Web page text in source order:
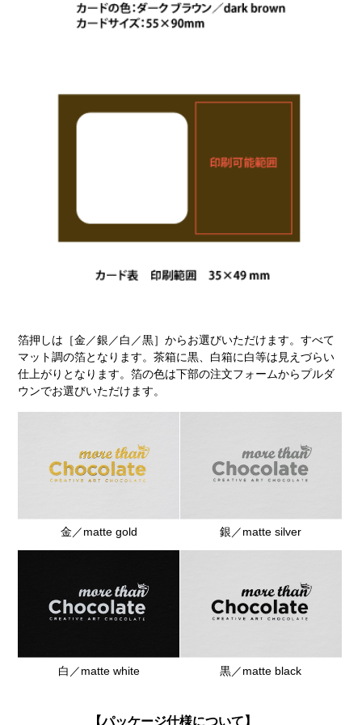
箔押しは［金／銀／白／黒］からお選びいただけます。すべて
マット調の箔となります。茶箱に黒、白箱に白等は見えづらい
仕上がりとなります。箔の色は下部の注文フォームからプルダ
ウンでお選びいただけます。
金／matte gold 銀／matte silver
白／matte white 黒／matte black
【パッケージ仕様について】